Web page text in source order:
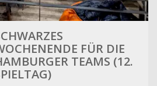
FÜR DIE
TEAMS (12.